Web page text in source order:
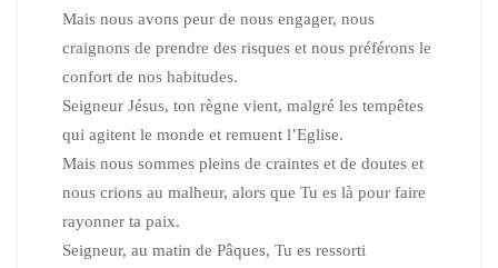
Mais nous avons peur de nous engager, nous
craignons de prendre des risques et nous préférons le
confort de nos habitudes.
Seigneur Jésus, ton règne vient, malgré les tempêtes
qui agitent le monde et remuent l’Eglise.
Mais nous sommes pleins de craintes et de doutes et
nous crions au malheur, alors que Tu es là pour faire
rayonner ta paix.
Seigneur, au matin de Pâques, Tu es ressorti